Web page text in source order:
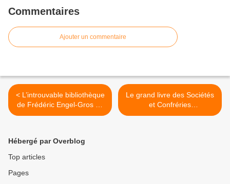
Commentaires
Ajouter un commentaire
< L’introuvable bibliothèque
de Frédéric Engel-Gros au
château de Ripaille !
Le grand livre des Sociétés
et Confréries
gastronomiques ! >
Hébergé par Overblog
Top articles
Pages